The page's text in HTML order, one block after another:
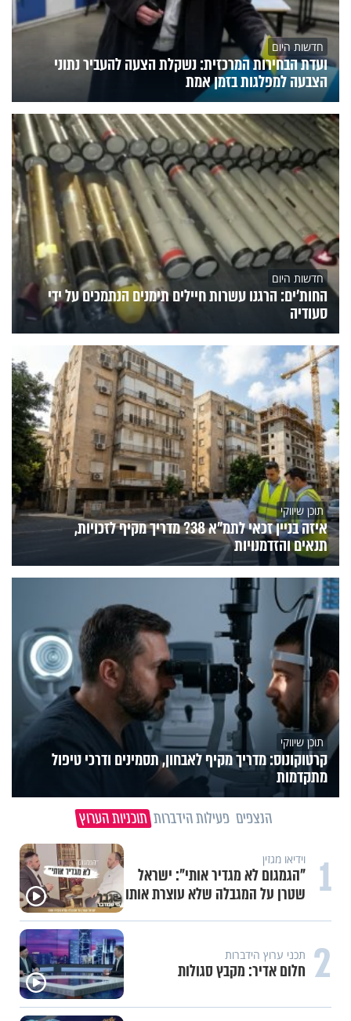
חדשות היום
ועדת הבחירות המרכזית: נשקלת הצעה להעביר נתוני
הצבעה למפלגות בזמן אמת
חדשות היום
החות'ים: הרגנו עשרות חיילים תימנים הנתמכים על ידי
סעודיה
תוכן שיווקי
איזה בניין זכאי לתמ"א 38? מדריך מקיף לזכויות,
תנאים והזדמנויות
תוכן שיווקי
קרטוקונוס: מדריך מקיף לאבחון, תסמינים ודרכי טיפול
מתקדמות
הנצפים פעילות הידברות תוכניות הערוץ
1 וידיאו מגזין
"הגמגום לא מגדיר אותי": ישראל
שטרן על המגבלה שלא עוצרת אותו
2 תכני ערוץ הידברות
חלום אדיר: מקבץ סגולות